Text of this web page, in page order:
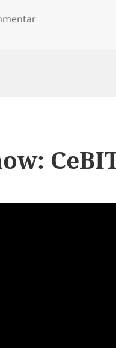
zu Heise-Show: